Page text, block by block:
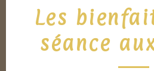
Les
séance